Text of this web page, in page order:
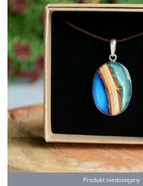
Produkt niedostępny